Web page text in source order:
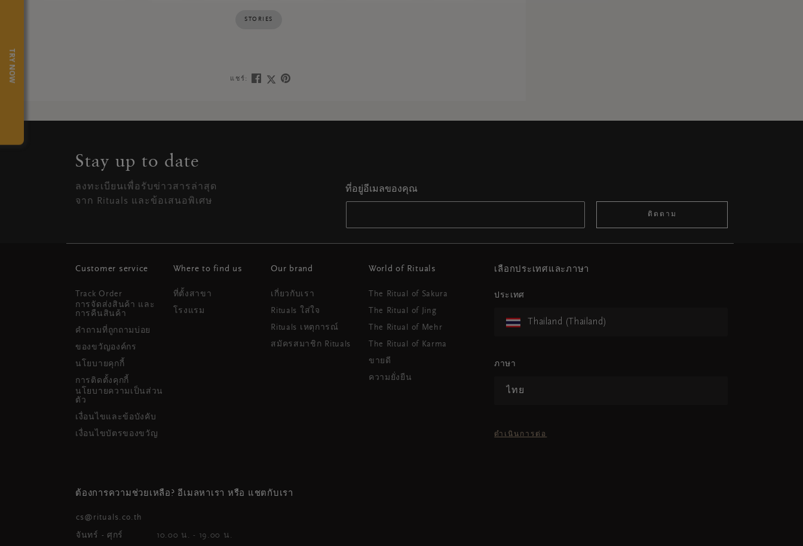
STORIES
แชร์:
TRY NOW
Stay up to date
ลงทะเบียนเพื่อรับข่าวสารล่าสุด
จาก Rituals และข้อเสนอพิเศษ
ที่อยู่อีเมลของคุณ
ติดตาม
Customer service
Track Order
การจัดส่งสินค้า และ
การคืนสินค้า
คำถามที่ถูกถามบ่อย
ของขวัญองค์กร
นโยบายคุกกี้
การติดตั้งคุกกี้
นโยบายความเป็นส่วน
ตัว
เงื่อนไขและข้อบังคับ
เงื่อนไขบัตรของขวัญ
Where to find us
ที่ตั้งสาขา
โรงแรม
Our brand
เกี่ยวกับเรา
Rituals ใส่ใจ
Rituals เหตุการณ์
สมัครสมาชิก Rituals
World of Rituals
The Ritual of Sakura
The Ritual of Jing
The Ritual of Mehr
The Ritual of Karma
ขายดี
ความยั่งยืน
ต้องการความช่วยเหลือ? อีเมลหาเรา หรือ แชตกับเรา
cs@rituals.co.th
จันทร์ - ศุกร์ 10.00 น. - 19.00 น.
เลือกประเทศและภาษา
ประเทศ
Thailand (Thailand)
ภาษา
ไทย
ดำเนินการต่อ